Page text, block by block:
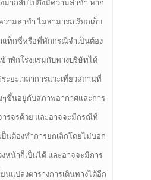
มากลับไปถึงมีความล่าช้า หาก
วามล่าช้า ไม่สามารถเรียกเก็บ
แท็กซี่หรือที่พักกรณีจำเป็นต้อง
ข้าพักโรงแรมกับทางบริษัทได้
ะยะเวลาการแวะเที่ยวสถานที่
ๆขึ้นอยู่กับสภาพอากาศและการ
ารจรด้วย และอาจจะมีกรณีที่
ป็นต้องทำการยกเลิกโดยไม่บอก
งหน้าก็เป็นได้ และอาจจะมีการ
ยนแปลงตารางการเดินทางได้อีก